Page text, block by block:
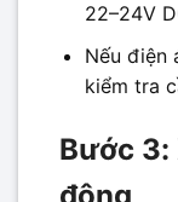
22–24V
Nếu điện
kiểm tra
Bước